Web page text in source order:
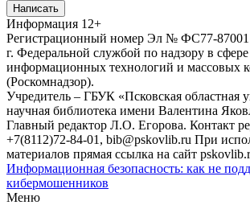
Написать
Информация 12+
Регистрационный номер Эл № ФС77-87001
г. Федеральной службой по надзору в сфере
информационных технологий и массовых
(Роскомнадзор).
Учредитель – ГБУК «Псковская областная
научная библиотека имени Валентина
Главный редактор Л.О. Егорова. Контакт
+7(8112)72-84-01, bib@pskovlib.ru При
материалов прямая ссылка на сайт
Информационная безопасность: как не
кибермошенников
Меню